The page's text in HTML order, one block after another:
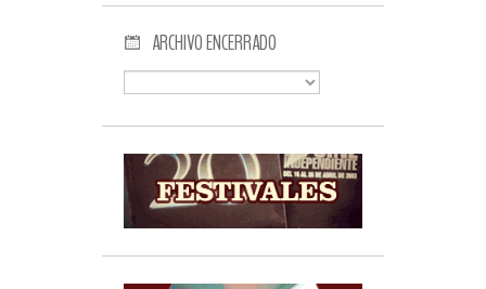
ARCHIVO ENCERRADO